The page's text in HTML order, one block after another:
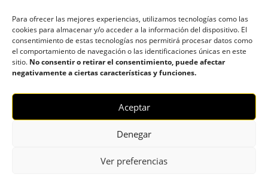
Para ofrecer las mejores experiencias, utilizamos tecnologías como las
cookies para almacenar y/o acceder a la información del dispositivo. El
consentimiento de estas tecnologías nos permitirá procesar datos como
el comportamiento de navegación o las identificaciones únicas en este
sitio. No consentir o retirar el consentimiento, puede afectar
negativamente a ciertas características y funciones.
Aceptar
Denegar
Ver preferencias
Embalaje y Packaging
Todos los derechos reservados | Copyright